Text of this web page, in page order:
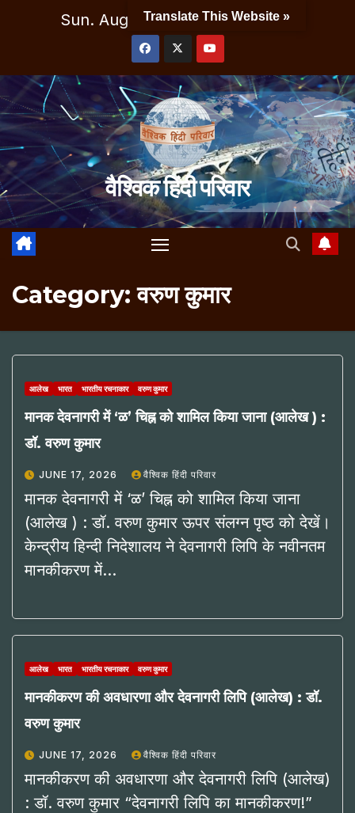
Sun. Aug 9th, 2026 7:25:31 AM
वैश्विक हिंदी परिवार
Category:वरुण कुमार
आलेख भारत भारतीय रचनाकार वरुण कुमार
मानक देवनागरी में ‘ळ’ चिह्न को शामिल किया जाना (आलेख ) :
डॉ. वरुण कुमार
JUNE 17, 2026 वैश्विक हिंदी परिवार
मानक देवनागरी में ‘ळ’ चिह्न को शामिल किया जाना
(आलेख ) : डॉ. वरुण कुमार ऊपर संलग्न पृष्ठ को देखें।
केन्द्रीय हिन्दी निदेशालय ने देवनागरी लिपि के नवीनतम
मानकीकरण में…
आलेख भारत भारतीय रचनाकार वरुण कुमार
मानकीकरण की अवधारणा और देवनागरी लिपि (आलेख) : डॉ.
वरुण कुमार
JUNE 17, 2026 वैश्विक हिंदी परिवार
मानकीकरण की अवधारणा और देवनागरी लिपि (आलेख)
: डॉ. वरुण कुमार “देवनागरी लिपि का मानकीकरण!”
Translate This Website »